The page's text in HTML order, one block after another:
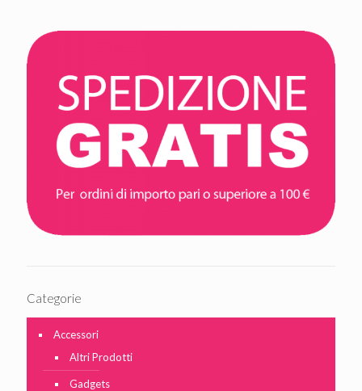
Categorie
Accessori
Altri Prodotti
Gadgets